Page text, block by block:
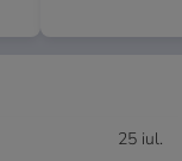
25 iul.